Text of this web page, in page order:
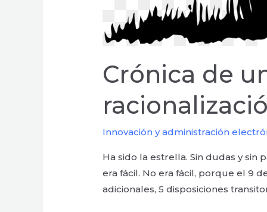
Crónica de
Innovación y administración
Ha sido la estrella. Sin dudas y sin
era fácil. No era fácil, porque el 9
adicionales, 5 disposiciones